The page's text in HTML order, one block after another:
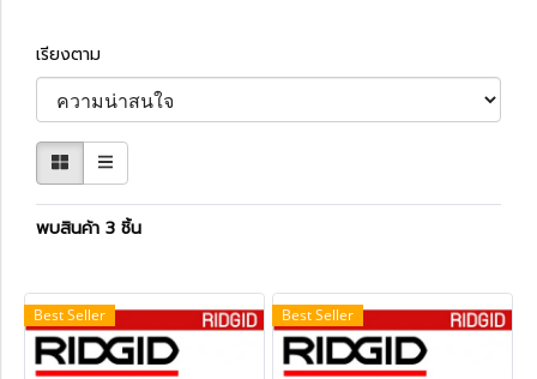
เรียงตาม
พบสินค้า 3 ชิ้น
Best Seller Best Seller